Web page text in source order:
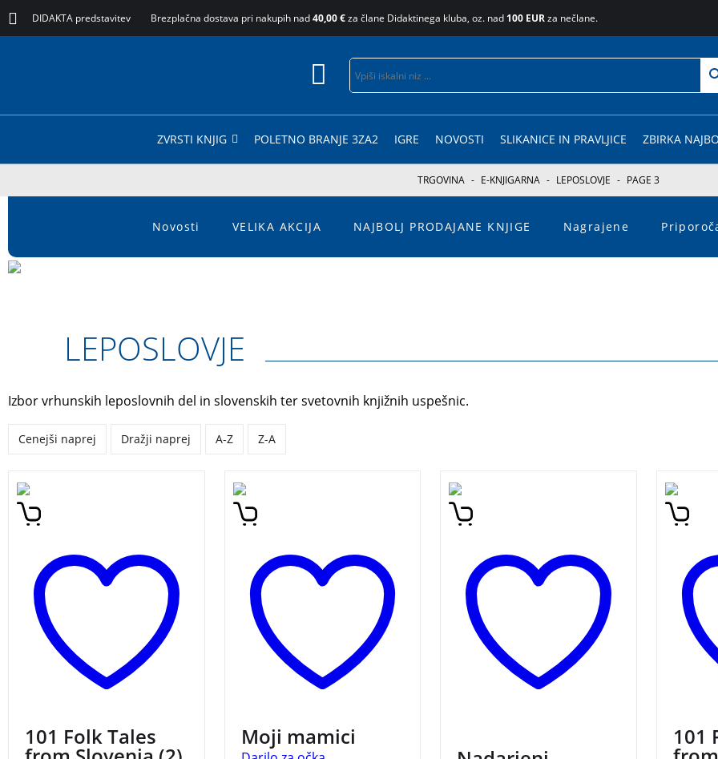
DIDAKTA predstavitev Brezplačna dostava pri nakupih nad40,00 €za člane Didaktinega kluba, oz. nad 100 EURza nečlane.
ZVRSTI KNJIG POLETNO BRANJE 3ZA2 IGRE NOVOSTI SLIKANICE IN PRAVLJICE ZBIRKA
TRGOVINA - E-KNJIGARNA - LEPOSLOVJE - PAGE 3
Novosti VELIKA AKCIJA NAJBOLJ PRODAJANE KNJIGE Nagrajene
LEPOSLOVJE
Izbor vrhunskih leposlovnih del in slovenskih ter svetovnih knjižnih uspešnic.
Cenejši naprej Dražji naprej A-Z Z-A
A Treasury of Slovenian
Folklore. Here are
stories, handed down
orally from generation to
generation, which helped
our ancestors to better
understand the world, to
learn what is good and
right, dangerous or bad,
and how to behave in
folk tales from Slovenia.
101 Folk Tales
14 simpatičnih pesmic o
mamici in za mamico (Tone
Mira Voglar …)
Moji mamici
Detektiv Ulf Varg, zaposlen
v malmöjskem Oddelku za
obravnavajo najbolj
nenavadne primere na
Švedskem, se tokrat
spoprime s primerom
anonimnega izsiljevanja
zloglasnega pisatelja Nilsa
Personna-Cederströma.
A
orally
our
learn
right,
and
folk
101